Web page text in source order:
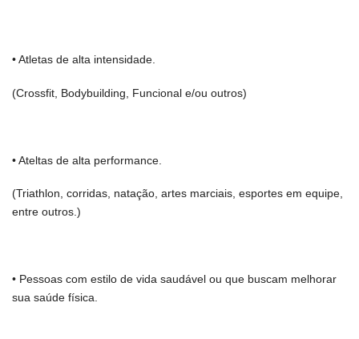
• Atletas de alta intensidade.
(Crossfit, Bodybuilding, Funcional e/ou outros)
• Ateltas de alta performance.
(Triathlon, corridas, natação, artes marciais, esportes em equipe,
entre outros.)
• Pessoas com estilo de vida saudável ou que buscam melhorar
sua saúde física.